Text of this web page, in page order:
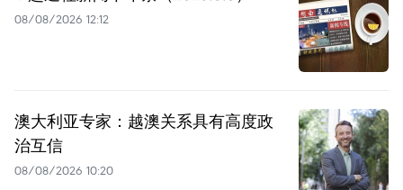
08/08/2026 12:12
澳大利亚专家：越澳关系具有高度政
治互信
08/08/2026 10:20